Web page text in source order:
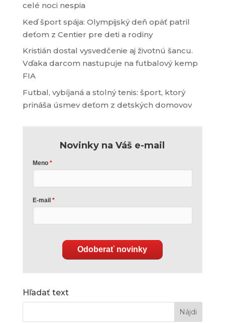
celé noci nespia
Keď šport spája: Olympijský deň opäť patril
deťom z Centier pre deti a rodiny
Kristián dostal vysvedčenie aj životnú šancu.
Vďaka darcom nastupuje na futbalový kemp
FIA
Futbal, vybíjaná a stolný tenis: šport, ktorý
prináša úsmev deťom z detských domovov
Novinky na Váš e-mail
Meno
E-mail
Odoberať novinky
Hľadať text